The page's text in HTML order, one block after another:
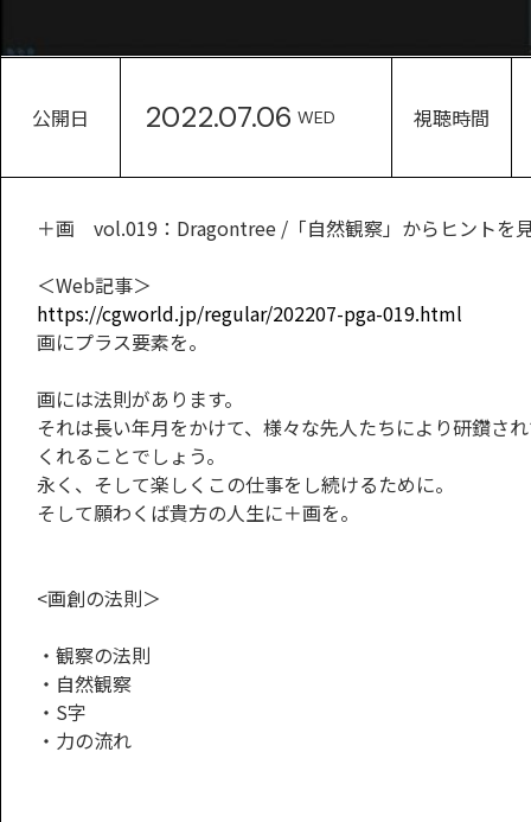
公開日 2022.07.06 WED 視聴時間
＋画 vol.019：Dragontree /「自然観察」からヒントを
＜Web記事＞
https://cgworld.jp/regular/202207-pga-019.html
画にプラス要素を。
画には法則があります。
それは長い年月をかけて、様々な先人たちにより研鑽さ
くれることでしょう。
永く、そして楽しくこの仕事をし続けるために。
そして願わくば貴方の人生に＋画を。
<画創の法則＞
・観察の法則
・自然観察
・S字
・力の流れ